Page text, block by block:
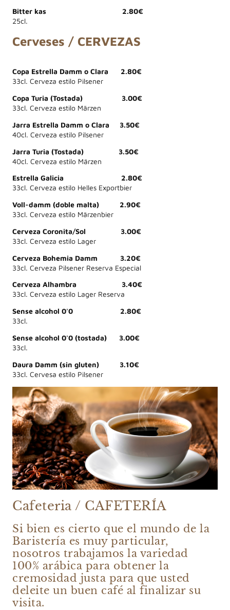
Bitter kas 2.80€
25cl.
Cerveses / CERVEZAS
Copa Estrella Damm o Clara 2.80€
33cl. Cerveza estilo Pilsener
Copa Turia (Tostada) 3.00€
33cl. Cerveza estilo Märzen
Jarra Estrella Damm o Clara 3.50€
40cl. Cerveza estilo Pilsener
Jarra Turia (Tostada) 3.50€
40cl. Cerveza estilo Märzen
Estrella Galicia 2.80€
33cl. Cerveza estilo Helles Exportbier
Voll-damm (doble malta) 2.90€
33cl. Cerveza estilo Märzenbier
Cerveza Coronita/Sol 3.00€
33cl. Cerveza estilo Lager
Cerveza Bohemia Damm 3.20€
33cl. Cerveza Pilsener Reserva Especial
Cerveza Alhambra 3.40€
33cl. Cerveza estilo Lager Reserva
Sense alcohol 0'0 2.80€
33cl.
Sense alcohol 0'0 (tostada) 3.00€
33cl.
Daura Damm (sin gluten) 3.10€
33cl. Cervesa estilo Pilsener
Cafeteria / CAFETERÍA
Si bien es cierto que el mundo de la
Baristería es muy particular,
nosotros trabajamos la variedad
100% arábica para obtener la
cremosidad justa para que usted
deleite un buen café al finalizar su
visita.